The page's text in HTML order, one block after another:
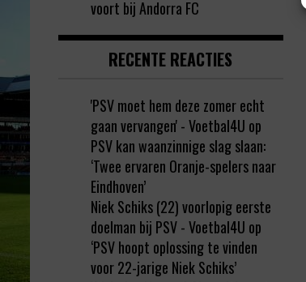
voort bij Andorra FC
RECENTE REACTIES
'PSV moet hem deze zomer echt
gaan vervangen' - Voetbal4U op
PSV kan waanzinnige slag slaan:
‘Twee ervaren Oranje-spelers naar
Eindhoven’
Niek Schiks (22) voorlopig eerste
doelman bij PSV - Voetbal4U op
‘PSV hoopt oplossing te vinden
voor 22-jarige Niek Schiks’